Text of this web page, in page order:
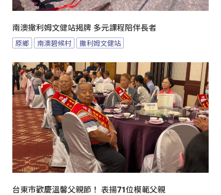
南澳撒利姆文健站揭牌 多元課程陪伴長者
原鄉 南澳碧候村 撒利姆文健站
台東市歡慶溫馨父親節！ 表揚71位模範父親